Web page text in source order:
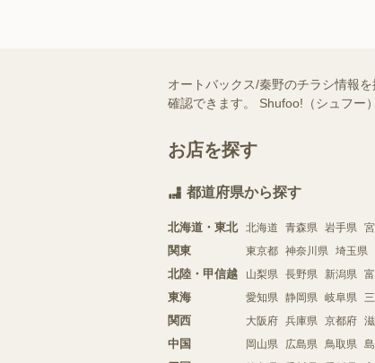
オートバックス/秦野のチラシ情報
確認できます。 Shufoo!（シュフー
お店を探す
都道府県から探す
北海道・東北 北海道 青森県 岩手県
関東 東京都 神奈川県 埼玉県
北陸・甲信越 山梨県 長野県 新潟県
東海 愛知県 静岡県 岐阜県
関西 大阪府 兵庫県 京都府
中国 岡山県 広島県 鳥取県